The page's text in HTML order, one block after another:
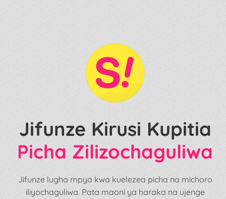
Jifunze Kirusi Kupitia
Picha Zilizochaguliwa
Jifunze lugha mpya kwa kuelezea picha na michoro
iliyochaguliwa. Pata maoni ya haraka na ujenge